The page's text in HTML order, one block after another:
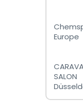
Europe
SALON